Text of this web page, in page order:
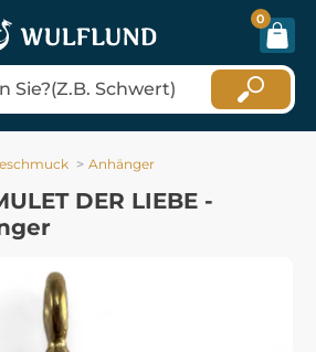
0
Anhänger
DER LIEBE -